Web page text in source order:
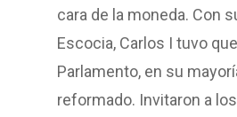
cara de la moneda. Con
Escocia, Carlos I tuvo
Parlamento, en su
reformado. Invitaron a